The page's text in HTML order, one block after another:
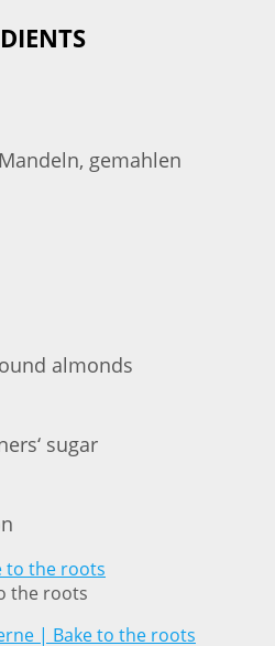
gemahlen
almonds
sugar
the roots